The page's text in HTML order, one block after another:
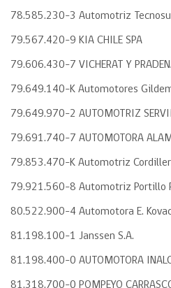
78.585.230-3 Automotriz
79.567.420-9 KIA CHILE SPA
79.606.430-7 VICHERAT Y
79.649.140-K Automotores
79.649.970-2 AUTOMOTRIZ
79.691.740-7 AUTOMOTORA
79.853.470-K Automotriz
79.921.560-8 Automotriz Portillo
80.522.900-4 Automotora E.
81.198.100-1 Janssen S.A.
81.198.400-0 AUTOMOTORA
81.318.700-0 POMPEYO